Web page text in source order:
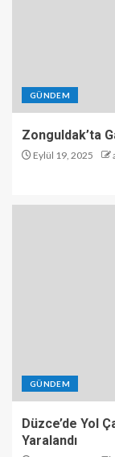
GÜNDEM
Zonguldak’ta
Eylül 19, 2025
GÜNDEM
Düzce’de Yol
Yaralandı